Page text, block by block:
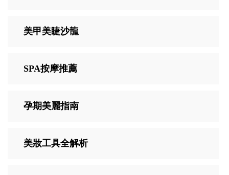
美甲美睫沙龍
SPA按摩推薦
孕期美麗指南
美妝工具全解析